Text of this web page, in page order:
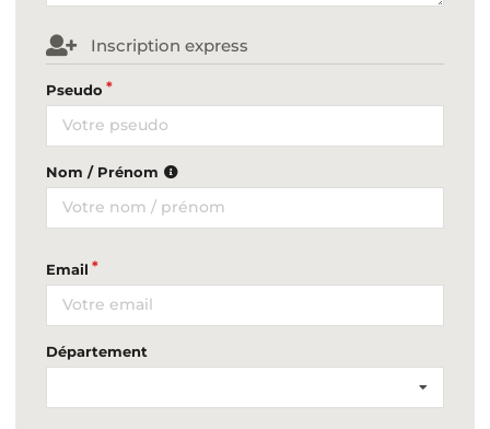
Inscription express
Pseudo
Nom / Prénom
Email
Département